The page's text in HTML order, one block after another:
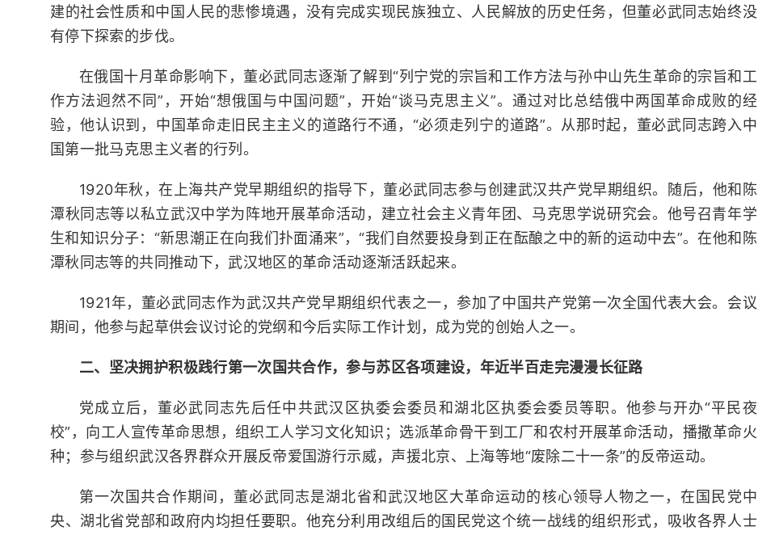
建的社会性质和中国人民的悲惨境遇，没有完成实现民族独立、人民解放的历史任务，但董必武同志始终没
有停下探索的步伐。
在俄国十月革命影响下，董必武同志逐渐了解到“列宁党的宗旨和工作方法与孙中山先生革命的宗旨和工
作方法迥然不同”，开始“想俄国与中国问题”，开始“谈马克思主义”。通过对比总结俄中两国革命成败的经
验，他认识到，中国革命走旧民主主义的道路行不通，“必须走列宁的道路”。从那时起，董必武同志跨入中
国第一批马克思主义者的行列。
1920年秋，在上海共产党早期组织的指导下，董必武同志参与创建武汉共产党早期组织。随后，他和陈
潭秋同志等以私立武汉中学为阵地开展革命活动，建立社会主义青年团、马克思学说研究会。他号召青年学
生和知识分子：“新思潮正在向我们扑面涌来”，“我们自然要投身到正在酝酿之中的新的运动中去”。在他和陈
潭秋同志等的共同推动下，武汉地区的革命活动逐渐活跃起来。
1921年，董必武同志作为武汉共产党早期组织代表之一，参加了中国共产党第一次全国代表大会。会议
期间，他参与起草供会议讨论的党纲和今后实际工作计划，成为党的创始人之一。
二、坚决拥护积极践行第一次国共合作，参与苏区各项建设，年近半百走完漫漫长征路
党成立后，董必武同志先后任中共武汉区执委会委员和湖北区执委会委员等职。他参与开办“平民夜
校”，向工人宣传革命思想，组织工人学习文化知识；选派革命骨干到工厂和农村开展革命活动，播撒革命火
种；参与组织武汉各界群众开展反帝爱国游行示威，声援北京、上海等地“废除二十一条”的反帝运动。
第一次国共合作期间，董必武同志是湖北省和武汉地区大革命运动的核心领导人物之一，在国民党中
央、湖北省党部和政府内均担任要职。他充分利用改组后的国民党这个统一战线的组织形式，吸收各界人士